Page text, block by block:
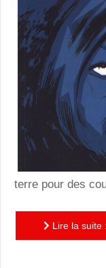
terre pour des
Lire la suite